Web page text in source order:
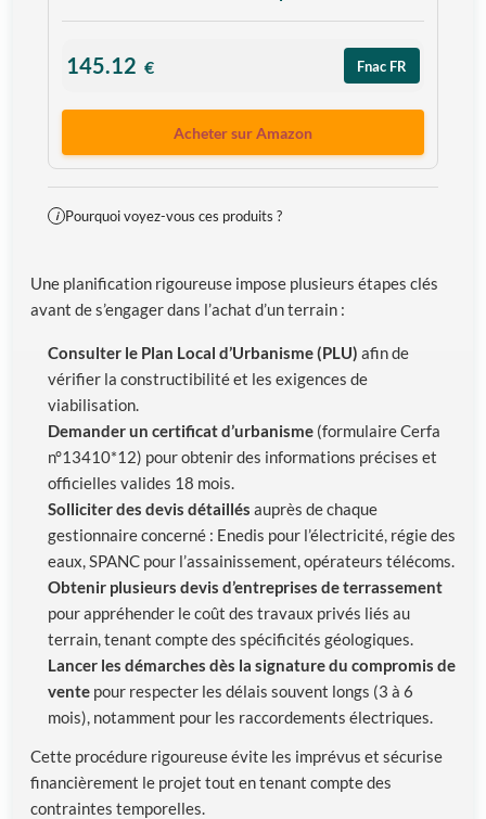
145.12 € Fnac FR
Acheter sur Amazon
i Pourquoi voyez-vous ces produits ?
Une planification rigoureuse impose plusieurs étapes clés
avant de s’engager dans l’achat d’un terrain :
Consulter le Plan Local d’Urbanisme (PLU) afin de
vérifier la constructibilité et les exigences de
viabilisation.
Demander un certificat d’urbanisme (formulaire Cerfa
n°13410*12) pour obtenir des informations précises et
officielles valides 18 mois.
Solliciter des devis détaillés auprès de chaque
gestionnaire concerné : Enedis pour l’électricité, régie des
eaux, SPANC pour l’assainissement, opérateurs télécoms.
Obtenir plusieurs devis d’entreprises de terrassement
pour appréhender le coût des travaux privés liés au
terrain, tenant compte des spécificités géologiques.
Lancer les démarches dès la signature du compromis de
vente pour respecter les délais souvent longs (3 à 6
mois), notamment pour les raccordements électriques.
Cette procédure rigoureuse évite les imprévus et sécurise
financièrement le projet tout en tenant compte des
contraintes temporelles.